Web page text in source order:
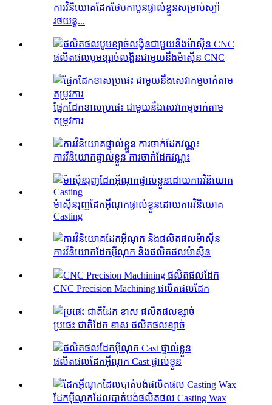
ការវិនិយោគដែកថែបកាបូនផ្ទាល់ខ្លួនសម្រាប់ស្ប៉ា
រថយន្ត...
ផលិតផលបូមខ្សាច់លង្ហិនជាមួយនឹងម៉ាស៊ីន CNC
ផ្នែកដែកខាសប្រផេះ ជាមួយនឹងសេវាកម្មចាក់តាម
តម្រូវការ
ការវិនិយោគផ្ទាល់ខ្លួន ការចាក់ដែកវណ្ណះ
ម៉ាស៊ីនរុញដែកអ៊ីណុកផ្ទាល់ខ្លួនដោយការវិនិយោគ
Casting
ការវិនិយោគដែកអ៊ីណុក និងផលិតផលម៉ាស៊ីន
CNC Precision Machining ផលិតផលដែក
ប្រផេះ ជាតិដែក ខាស ផលិតផលខ្សាច់
ផលិតផលដែកអ៊ីណុក Cast ផ្ទាល់ខ្លួន
ដែកអ៊ីណុកដែលបាត់បង់ផលិតផល Casting Wax